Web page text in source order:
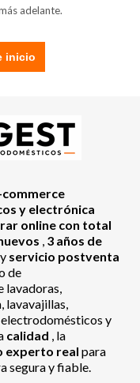
adelante.
inicio
commerce
y electrónica
online con total
, 3 años de
y servicio postventa
de
lavadoras,
lavavajillas,
y
calidad , la
experto real para
segura y fiable.